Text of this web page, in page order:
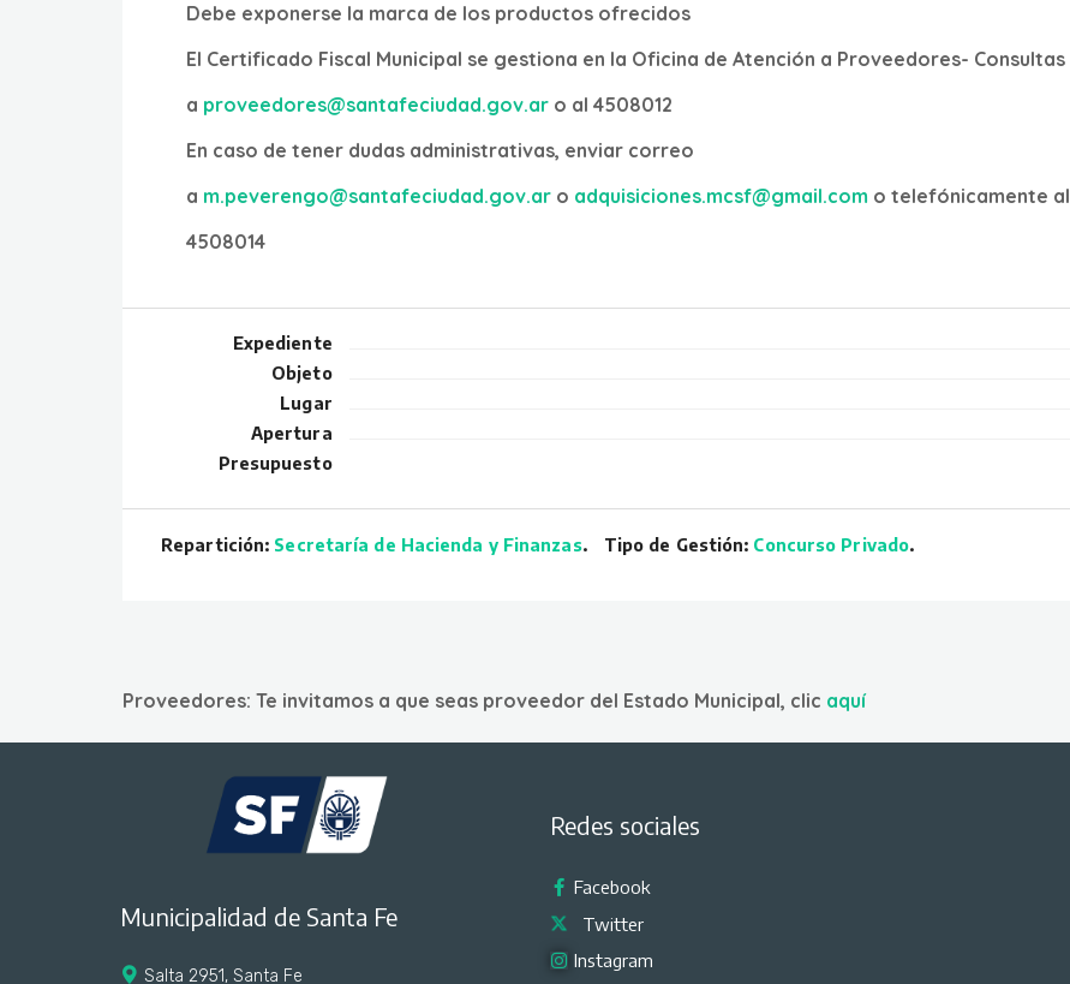
Debe exponerse la marca de los productos ofrecidos
El Certificado Fiscal Municipal se gestiona en la Oficina de Atención a Proveedores- Consultas
a proveedores@santafeciudad.gov.ar o al 4508012
En caso de tener dudas administrativas, enviar correo
a m.peverengo@santafeciudad.gov.ar o adquisiciones.mcsf@gmail.com o telefónicamente al
4508014
Expediente
Objeto
Lugar
Apertura
Presupuesto
Repartición: Secretaría de Hacienda y Finanzas. Tipo de Gestión: Concurso Privado.
Proveedores: Te invitamos a que seas proveedor del Estado Municipal, clic aquí
Municipalidad de Santa Fe
Salta 2951, Santa Fe
Redes sociales
Facebook
Twitter
Instagram